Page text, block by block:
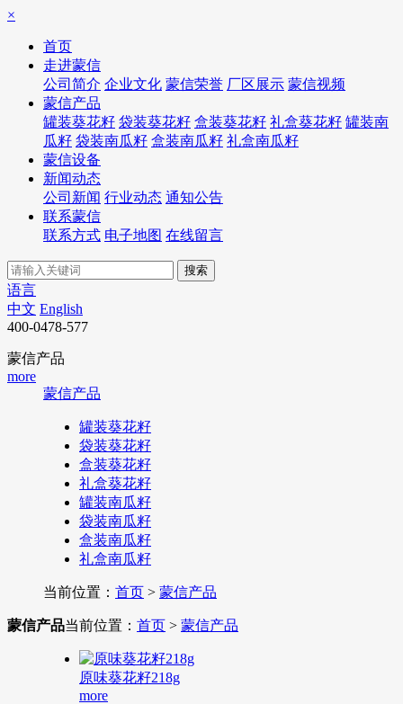
×
首页
走进蒙信
公司简介 企业文化 蒙信荣誉 厂区展示 蒙信视频
蒙信产品
罐装葵花籽 袋装葵花籽 盒装葵花籽 礼盒葵花籽 罐装南
瓜籽 袋装南瓜籽 盒装南瓜籽 礼盒南瓜籽
蒙信设备
新闻动态
公司新闻 行业动态 通知公告
联系蒙信
联系方式 电子地图 在线留言
语言
中文 English
400-0478-577
蒙信产品
more
蒙信产品
罐装葵花籽
袋装葵花籽
盒装葵花籽
礼盒葵花籽
罐装南瓜籽
袋装南瓜籽
盒装南瓜籽
礼盒南瓜籽
当前位置： 首页 > 蒙信产品
蒙信产品当前位置： 首页 > 蒙信产品
原味葵花籽218g
more